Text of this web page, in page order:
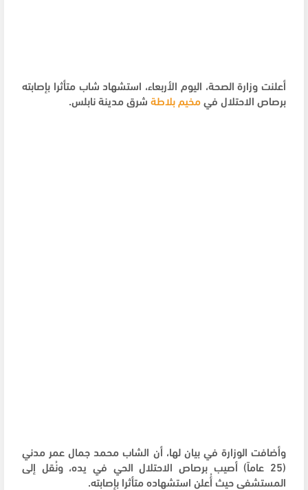
أعلنت وزارة الصحة، اليوم الأربعاء، استشهاد شاب متأثرا بإصابته
برصاص الاحتلال فيمخيم بلاطة شرق مدينة نابلس.
وأضافت الوزارة في بيان لها، أن الشاب محمد جمال عمر مدني
(25 عاماً) أصيب برصاص الاحتلال الحي في يده، ونُقل إلى
المستشفى حيث أُعلن استشهاده متأثرا بإصابته.